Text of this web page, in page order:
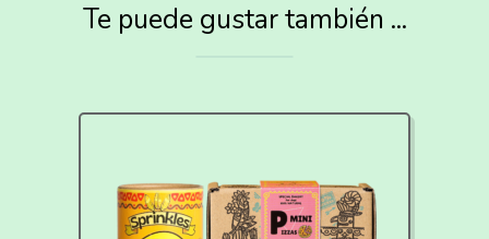
Te puede gustar también ...